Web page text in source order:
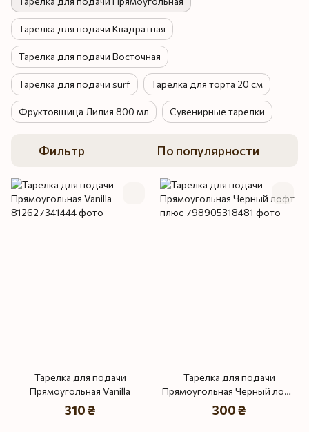
Тарелка для подачи Квадратная
Тарелка для подачи Восточная
Тарелка для подачи surf Тарелка для торта 20 см
Фруктовщица Лилия 800 мл Сувенирные тарелки
Фильтр По популярности
Тарелка для подачи
Прямоугольная Vanilla
310 ₴
Тарелка для подачи
Прямоугольная Черный лофт
плюс
300 ₴